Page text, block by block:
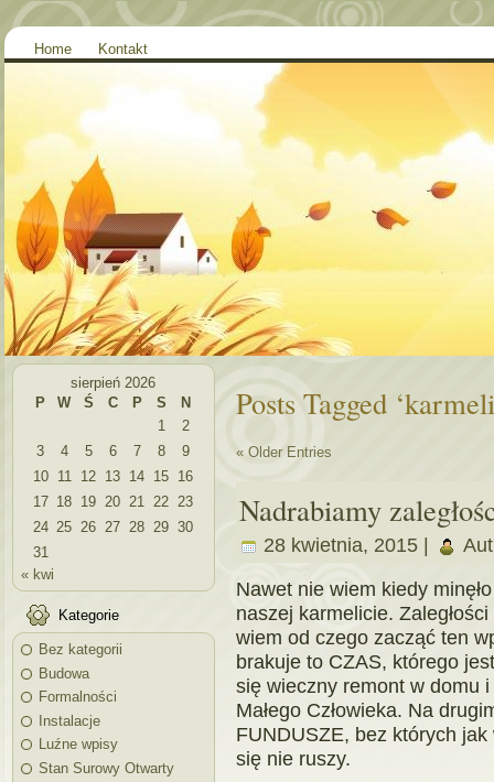
Home Kontakt
sierpień 2026
P
W Ś C P S
N
1
2
3
4 5 6 7 8
9
10 11 12 13 14 15 16
17 18 19 20 21 22 23
24 25 26 27 28 29 30
31
« kwi
Kategorie
Bez kategorii
Budowa
Formalności
Instalacje
Luźne wpisy
Stan Surowy Otwarty
Posts Tagged
« Older Entries
Nadrabiamy
28 kwietnia, 2015 |
Nawet nie wiem kiedy
naszej karmelicie.
wiem od czego zacząć ten
brakuje to CZAS, którego
się wieczny remont w domu
Małego Człowieka. Na
FUNDUSZE, bez których
się nie ruszy.